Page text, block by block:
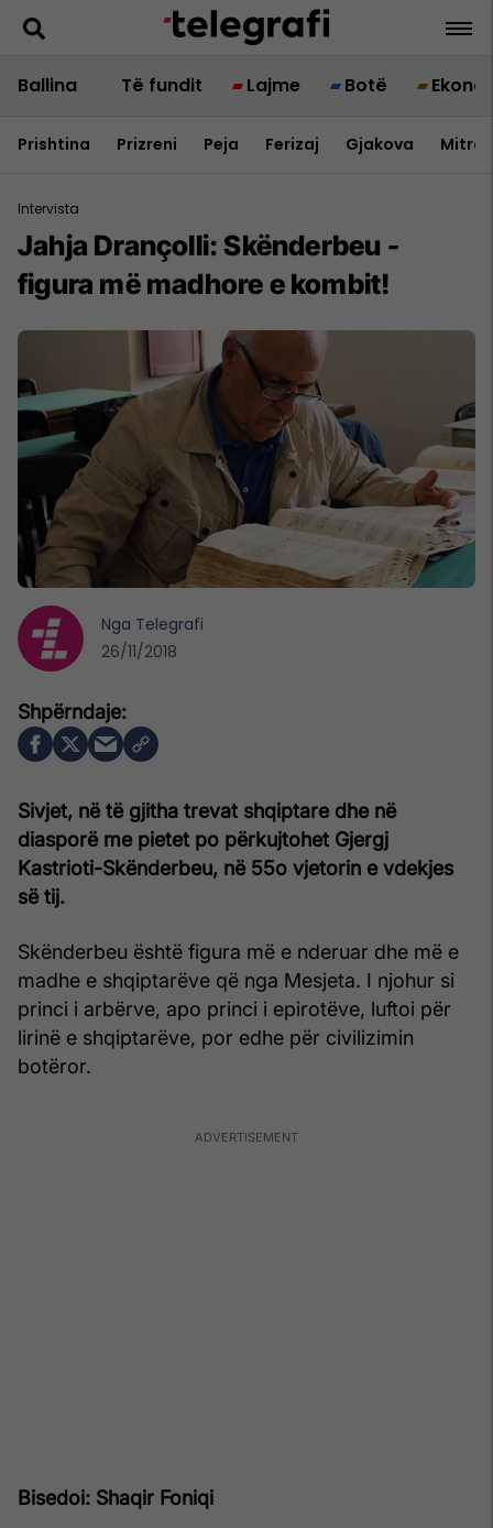
Ballina Të fundit Lajme Botë
Prishtina Prizreni Peja Ferizaj Gjakova
Intervista
Jahja Drançolli: Skënderbeu -
figura më madhore e kombit!
Sivjet, në të gjitha trevat shqiptare dhe në
diasporë me pietet po përkujtohet Gjergj
Kastrioti-Skënderbeu, në 55o vjetorin e vdekjes
së tij.
Skënderbeu është figura më e nderuar dhe më e
madhe e shqiptarëve që nga Mesjeta. I njohur si
princi i arbërve, apo princi i epirotëve, luftoi për
lirinë e shqiptarëve, por edhe për civilizimin
botëror.
Bisedoi: Shaqir Foniqi
Nga Telegrafi
26/11/2018